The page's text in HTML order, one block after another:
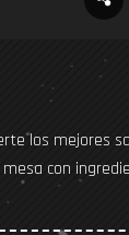
los mejores
con